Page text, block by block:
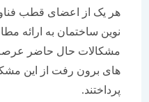
هر یک از اعضای قطب فناوری
نوین ساختمان به ارائه مطالبی
مشکالات حال حاضر عرصه
های برون رفت از این مشکلات
پرداختند.